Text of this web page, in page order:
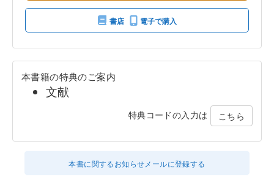
書店 電子で購入
本書籍の特典のご案内
文献
特典コードの入力は こちら
本書に関するお知らせメールに登録する